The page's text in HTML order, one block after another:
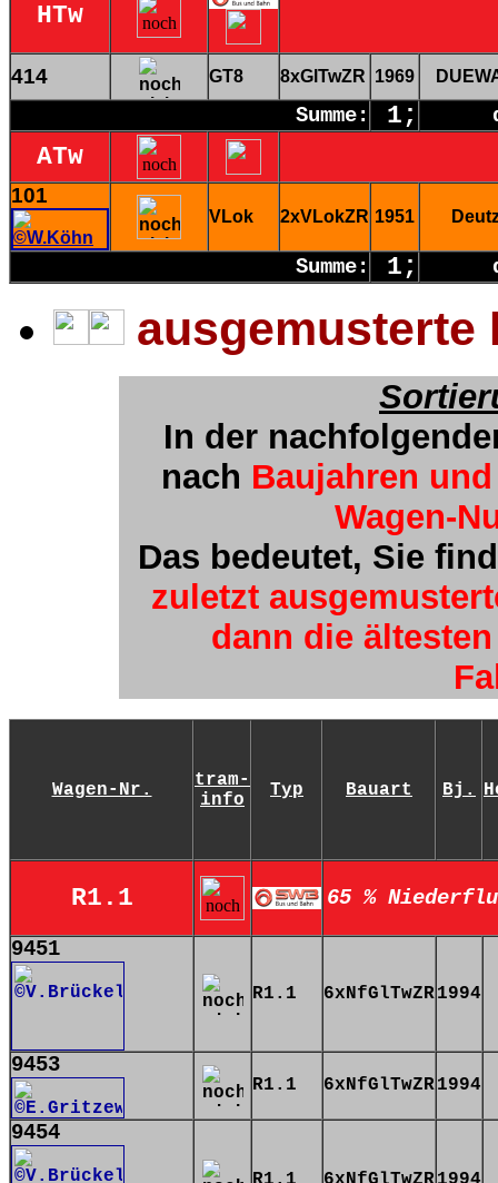
HTw
414 GT8 8xGlTwZR 1969
Summe: 1;
ATw
101
VLok 2xVLokZR 1951
Summe: 1;
ausgemusterte
In der
nach Baujahren
Wagen-
Das bedeutet, Sie
zuletzt
dann die
Wagen-Nr.
tram-
info
Typ Bauart Bj.
R1.1 65 %
9451
R1.1 6xNfGlTwZR1994
9453
R1.1 6xNfGlTwZR1994
9454